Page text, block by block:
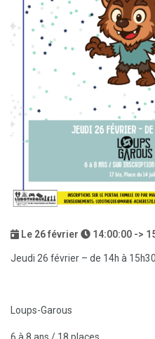
Le 26février 14:00:00 ->
Jeudi 26 février – de 14h à
Loups-Garous
6 à 8 ans / 18 places